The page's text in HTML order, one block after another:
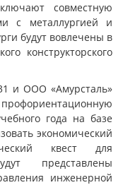
совместную
с металлургией и
будут вовлечены в
конструкторского
и ООО «Амурсталь»
года на базе
экономический
квест для
представлены
инженерной